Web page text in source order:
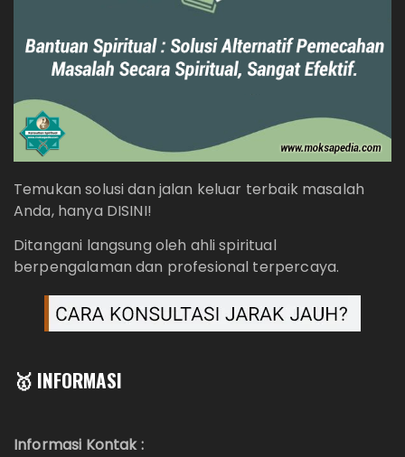
Temukan solusi dan jalan keluar terbaik masalah
Anda, hanya DISINI!
Ditangani langsung oleh ahli spiritual
berpengalaman dan profesional terpercaya.
🥇 INFORMASI
Informasi Kontak :